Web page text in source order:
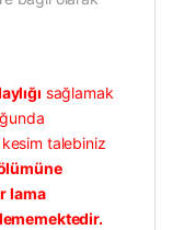
sağlamak
talebiniz
lama